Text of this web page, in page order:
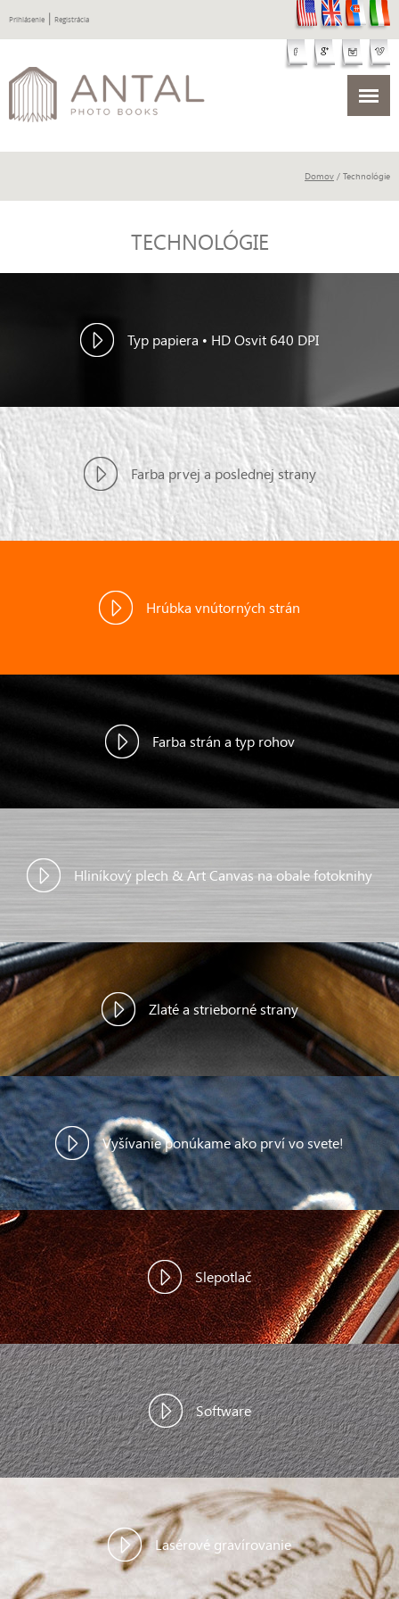
Prihlásenie | Registrácia
Domov / Technológie
TECHNOLÓGIE
Typ papiera • HD Osvit 640 DPI
Farba prvej a poslednej strany
Hrúbka vnútorných strán
Farba strán a typ rohov
Hliníkový plech & Art Canvas na obale fotoknihy
Zlaté a strieborné strany
Vyšívanie ponúkame ako prví vo svete!
Slepotlač
Software
Lasérové gravírovanie